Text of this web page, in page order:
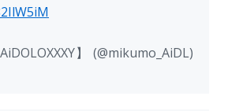
】 (@mikumo_AiDL)